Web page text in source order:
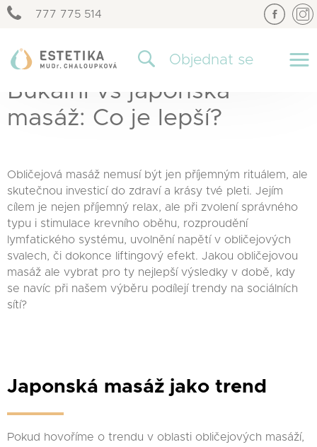
777 775 514
Objednat se
Bukální vs japonská
masáž: Co je lepší?
Obličejová masáž nemusí být jen příjemným rituálem, ale
skutečnou investicí do zdraví a krásy tvé pleti. Jejím
cílem je nejen příjemný relax, ale při zvolení správného
typu i stimulace krevního oběhu, rozproudění
lymfatického systému, uvolnění napětí v obličejových
svalech, či dokonce liftingový efekt. Jakou obličejovou
masáž ale vybrat pro ty nejlepší výsledky v době, kdy
se navíc při našem výběru podílejí trendy na sociálních
sítí?
Japonská masáž jako trend
Pokud hovoříme o trendu v oblasti obličejových masáží,
×